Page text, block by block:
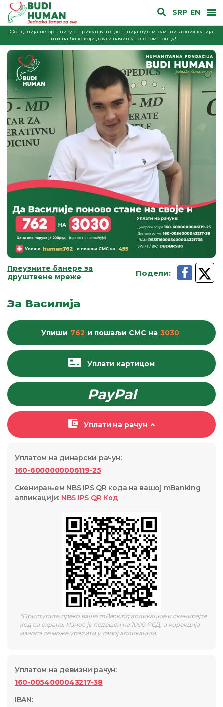
SRP EN
Фондација не организује прикупљање донација путем хуманитарних кутија
нити на било који други начин у готовом новцу!
Преузмите банере за
друштвене мреже
Подели:
За Василија
Уплати на рачун
Уплати картицом
PayPal
Упиши 762 и пошаљи СМС на 3030
Уплатом на динарски рачун:
160-6000000006119-25
Скенирањем NBS IPS QR кода на вашој mBanking
апликацији: NBS IPS QR Код
*Приступите преко ваше mBanking апликације и скенирајте
код са екрана. Износ је подешен на 1000 РСД, а корекција
износа се може урадити у самој апликацији.
Уплатом на девизни рачун:
160-0054000043217-38
IBAN: